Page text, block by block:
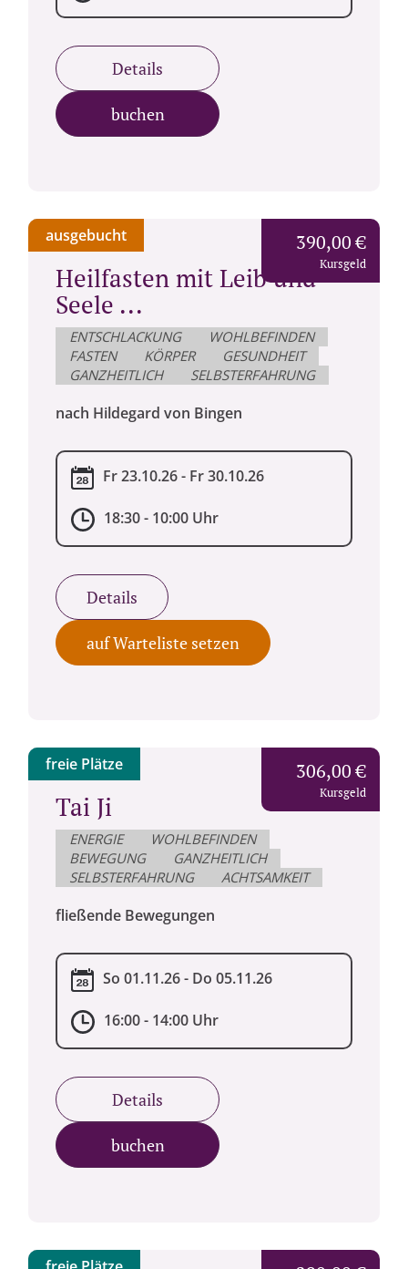
Details
buchen
ausgebucht 390,00 €
Kursgeld
Heilfasten mit Leib und
Seele ...
ENTSCHLACKUNG
WOHLBEFINDEN
FASTEN
KÖRPER
GESUNDHEIT
GANZHEITLICH
SELBSTERFAHRUNG
nach Hildegard von Bingen
Fr 23.10.26 - Fr 30.10.26
18:30 - 10:00 Uhr
Details
auf Warteliste setzen
freie Plätze 306,00 €
Kursgeld
Tai Ji
ENERGIE
WOHLBEFINDEN
BEWEGUNG
GANZHEITLICH
SELBSTERFAHRUNG
ACHTSAMKEIT
fließende Bewegungen
So 01.11.26 - Do 05.11.26
16:00 - 14:00 Uhr
Details
buchen